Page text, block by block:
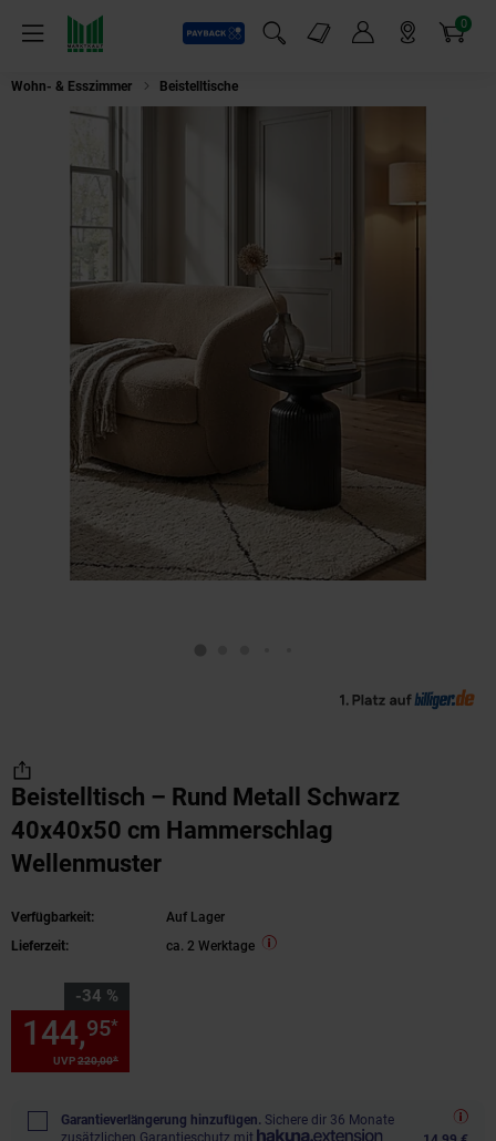
Menü
Payback
Suchfeld einblenden
Markt-Angebote 0
Artikel
Wohn- & Esszimmer Beistelltische
Beistelltisch – Rund Metall Schwarz
40x40x50 cm Hammerschlag
Wellenmuster
Verfügbarkeit:
Auf Lager
Lieferzeit:
ca. 2 Werktage
-34 %
Sie Sparen 34 Prozent,
UVP220,00*
144,95*
Garantieverlängerung hinzufügen. Sichere dir 36 Monate
zusätzlichen Garantieschutz mit